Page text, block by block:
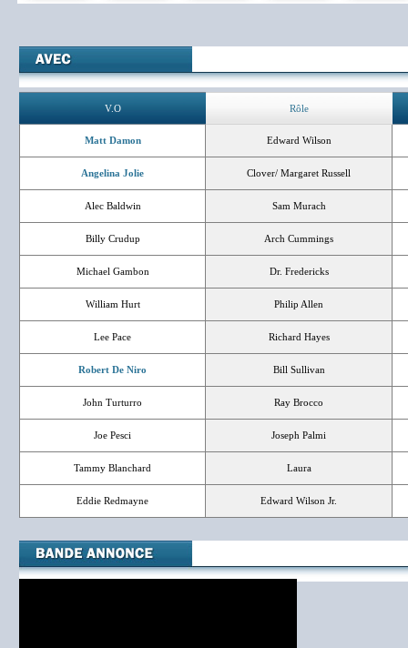
V.O Rôle
Matt Damon Edward Wilson
Angelina Jolie Clover/ Margaret Russell
Alec Baldwin Sam Murach
Billy Crudup Arch Cummings
Michael Gambon Dr. Fredericks
William Hurt Philip Allen
Lee Pace Richard Hayes
Robert De Niro Bill Sullivan
John Turturro Ray Brocco
Joe Pesci Joseph Palmi
Tammy Blanchard Laura
Eddie Redmayne Edward Wilson Jr.